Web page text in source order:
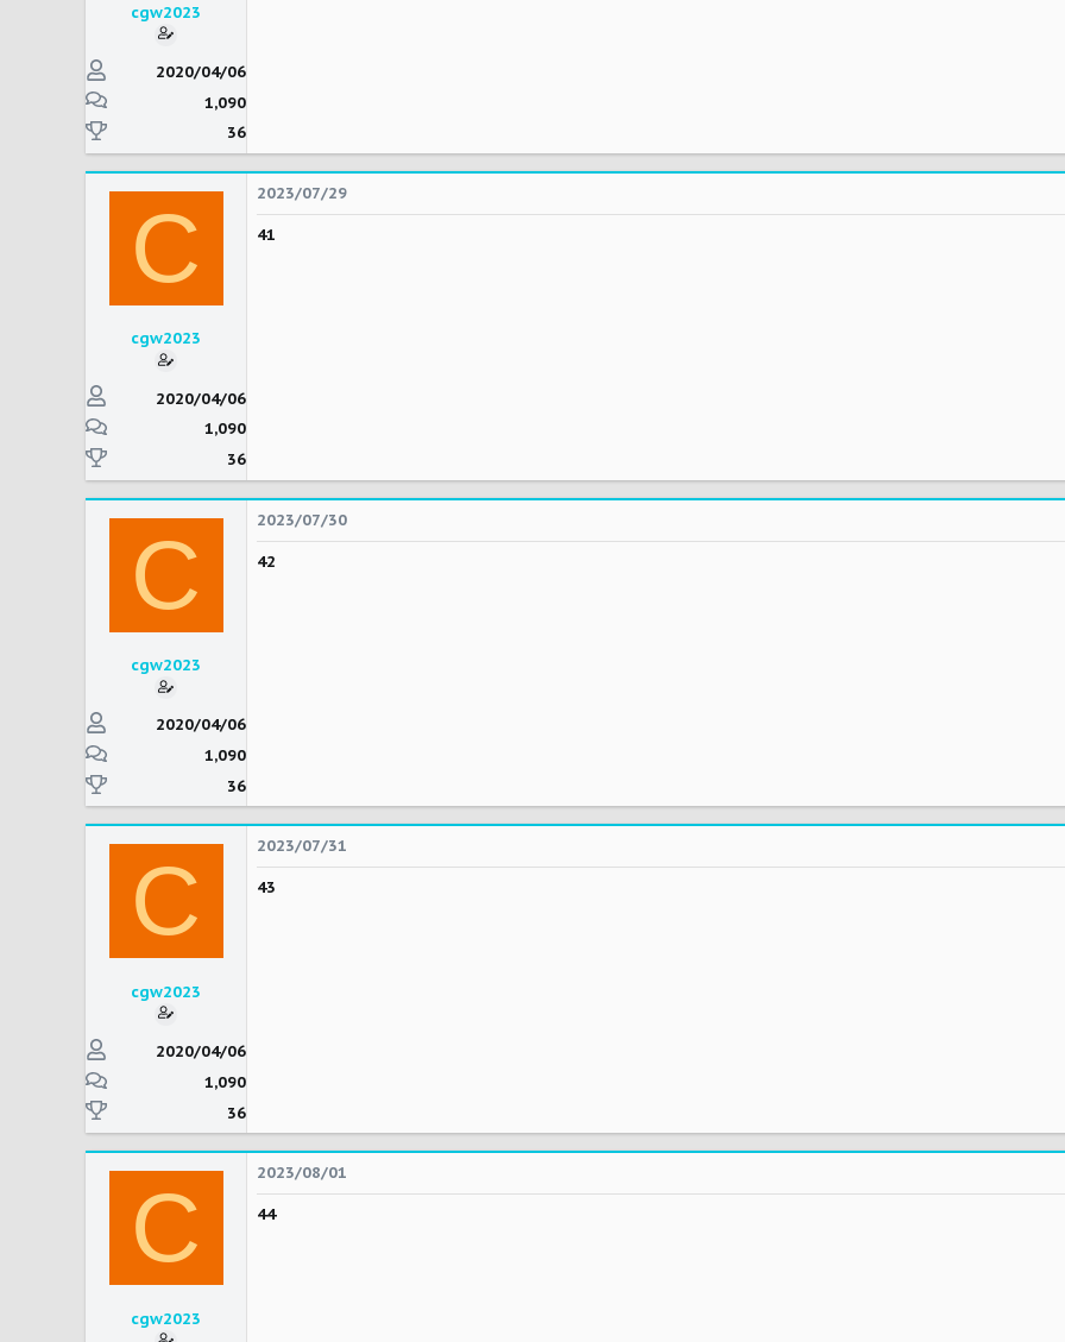
cgw2023
2020/04/06
1,090
36
C
cgw2023
2020/04/06
1,090
36
2023/07/29
41
C
cgw2023
2020/04/06
1,090
36
2023/07/30
42
C
cgw2023
2020/04/06
1,090
36
2023/07/31
43
C
cgw2023
2023/08/01
44